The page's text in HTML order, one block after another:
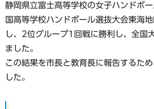
静岡県立富士高等学校の女子ハンドボ
国高等学校ハンドボール選抜大会東海
し、2位グループ1回戦に勝利し、全国
ました。
この結果を市長と教育長に報告するた
した。